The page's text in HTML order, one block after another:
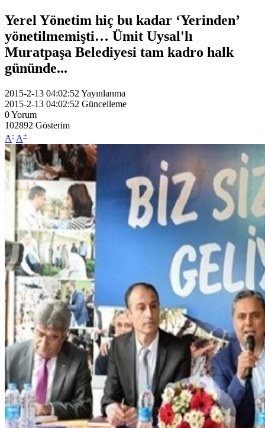
Yerel Yönetim hiç bu kadar ‘Yerinden’
yönetilmemişti… Ümit Uysal'lı
Muratpaşa Belediyesi tam kadro halk
gününde...
2015-2-13 04:02:52 Yayınlanma
2015-2-13 04:02:52 Güncelleme
0Yorum
102892 Gösterim
A- A+